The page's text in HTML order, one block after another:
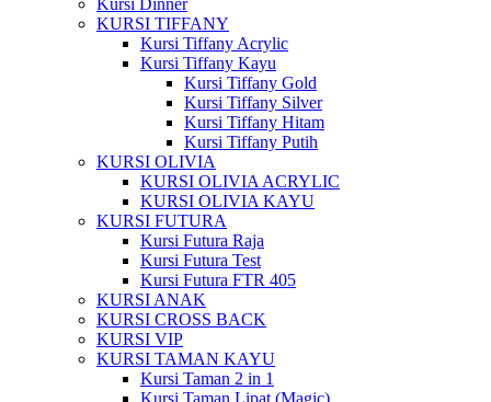
Kursi Dinner
KURSI TIFFANY
Kursi Tiffany Acrylic
Kursi Tiffany Kayu
Kursi Tiffany Gold
Kursi Tiffany Silver
Kursi Tiffany Hitam
Kursi Tiffany Putih
KURSI OLIVIA
KURSI OLIVIA ACRYLIC
KURSI OLIVIA KAYU
KURSI FUTURA
Kursi Futura Raja
Kursi Futura Test
Kursi Futura FTR 405
KURSI ANAK
KURSI CROSS BACK
KURSI VIP
KURSI TAMAN KAYU
Kursi Taman 2 in 1
Kursi Taman Lipat (Magic)